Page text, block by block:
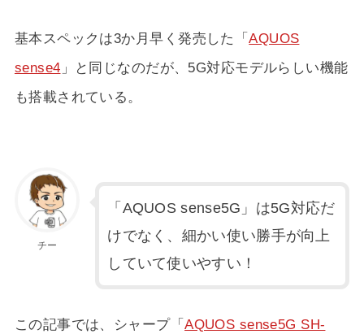
基本スペックは3か月早く発売した「AQUOS
sense4 」と同じなのだが、5G対応モデルらしい機能
も搭載されている。
チー
「AQUOS sense5G」は5G対応だ
けでなく、細かい使い勝手が向上
していて使いやすい！
この記事では、シャープ「AQUOS sense5G SH-